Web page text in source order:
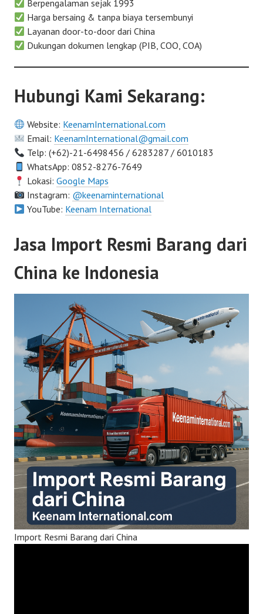
Berpengalaman sejak 1993
Harga bersaing & tanpa biaya tersembunyi
Layanan door-to-door dari China
Dukungan dokumen lengkap (PIB, COO, COA)
Hubungi Kami Sekarang:
Website: KeenamInternational.com
Email: KeenamInternational@gmail.com
Telp: (+62)-21-6498456 / 6283287 / 6010183
WhatsApp: 0852-8276-7649
Lokasi:Google Maps
Instagram: @keenaminternational
YouTube: Keenam International
Jasa Import Resmi Barang dari
China ke Indonesia
Import Resmi Barang dari China